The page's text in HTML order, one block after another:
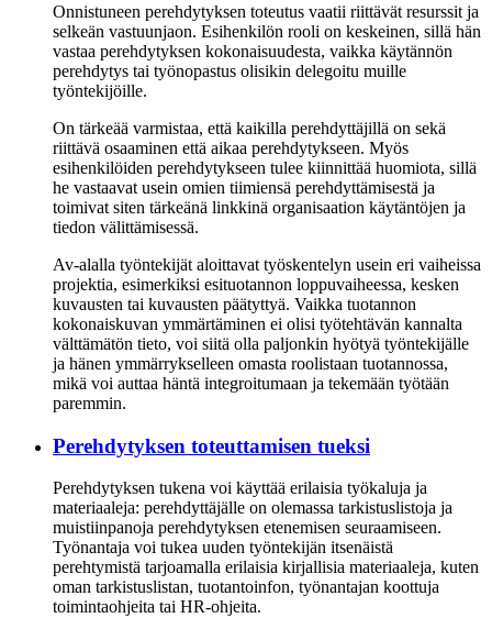
Onnistuneen perehdytyksen toteutus vaatii riittävät resurssit ja
selkeän vastuunjaon. Esihenkilön rooli on keskeinen, sillä hän
vastaa perehdytyksen kokonaisuudesta, vaikka käytännön
perehdytys tai työnopastus olisikin delegoitu muille
työntekijöille.
On tärkeää varmistaa, että kaikilla perehdyttäjillä on sekä
riittävä osaaminen että aikaa perehdytykseen. Myös
esihenkilöiden perehdytykseen tulee kiinnittää huomiota, sillä
he vastaavat usein omien tiimiensä perehdyttämisestä ja
toimivat siten tärkeänä linkkinä organisaation käytäntöjen ja
tiedon välittämisessä.
Av-alalla työntekijät aloittavat työskentelyn usein eri vaiheissa
projektia, esimerkiksi esituotannon loppuvaiheessa, kesken
kuvausten tai kuvausten päätyttyä. Vaikka tuotannon
kokonaiskuvan ymmärtäminen ei olisi työtehtävän kannalta
välttämätön tieto, voi siitä olla paljonkin hyötyä työntekijälle
ja hänen ymmärrykselleen omasta roolistaan tuotannossa,
mikä voi auttaa häntä integroitumaan ja tekemään työtään
paremmin.
Perehdytyksen toteuttamisen tueksi
Perehdytyksen tukena voi käyttää erilaisia työkaluja ja
materiaaleja: perehdyttäjälle on olemassa tarkistuslistoja ja
muistiinpanoja perehdytyksen etenemisen seuraamiseen.
Työnantaja voi tukea uuden työntekijän itsenäistä
perehtymistä tarjoamalla erilaisia kirjallisia materiaaleja, kuten
oman tarkistuslistan, tuotantoinfon, työnantajan koottuja
toimintaohjeita tai HR-ohjeita.